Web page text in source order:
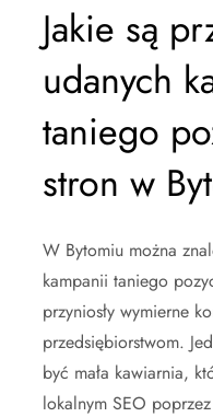
Jakie są
udanych
taniego
stron w
W Bytomiu można
kampanii taniego
przyniosły wymierne
przedsiębiorstwom.
być mała kawiarnia,
lokalnym SEO